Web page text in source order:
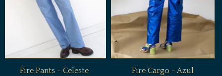
Fire Pants - Celeste Fire Cargo - Azul